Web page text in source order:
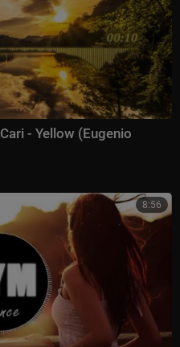
- Yellow (Eugenio
8:56